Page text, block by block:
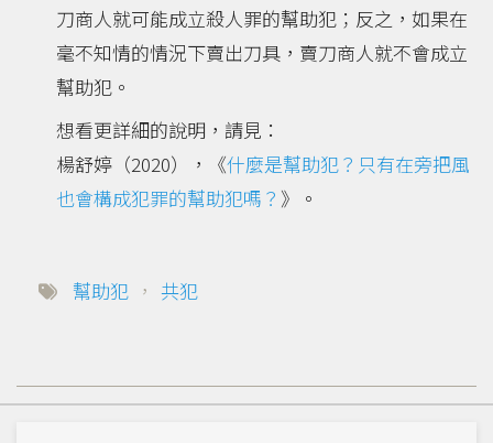
刀商人就可能成立殺人罪的幫助犯；反之，如果在
毫不知情的情況下賣出刀具，賣刀商人就不會成立
幫助犯。
想看更詳細的說明，請見：
楊舒婷（2020），《什麼是幫助犯？只有在旁把風
也會構成犯罪的幫助犯嗎？ 》。
幫助犯 ， 共犯